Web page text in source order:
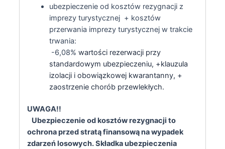
ubezpieczenie od kosztów rezygnacji z
imprezy turystycznej + kosztów
przerwania imprezy turystycznej w trakcie
trwania:
-6,08% wartości rezerwacji przy
standardowym ubezpieczeniu, +klauzula
izolacji i obowiązkowej kwarantanny, +
zaostrzenie chorób przewlekłych.
UWAGA!!
Ubezpieczenie od kosztów rezygnacji to
ochrona przed stratą finansową na wypadek
zdarzeń losowych. Składka ubezpieczenia